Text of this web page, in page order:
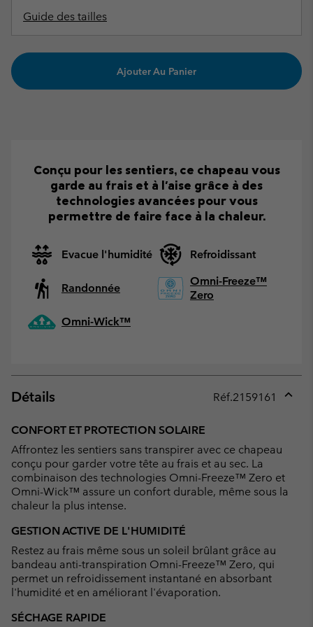
Guide des tailles
Ajouter Au Panier
Conçu pour les sentiers, ce chapeau vous
garde au frais et à l'aise grâce à des
technologies avancées pour vous
permettre de faire face à la chaleur.
Evacue l'humidité Refroidissant
Randonnée
Omni-Freeze™
Zero
Omni-Wick™
Détails Réf.2159161
CONFORT ET PROTECTION SOLAIRE
Affrontez les sentiers sans transpirer avec ce chapeau
conçu pour garder votre tête au frais et au sec. La
combinaison des technologies Omni-Freeze™ Zero et
Omni-Wick™ assure un confort durable, même sous la
chaleur la plus intense.
GESTION ACTIVE DE L'HUMIDITÉ
Restez au frais même sous un soleil brûlant grâce au
bandeau anti-transpiration Omni-Freeze™ Zero, qui
permet un refroidissement instantané en absorbant
l'humidité et en améliorant l'évaporation.
SÉCHAGE RAPIDE